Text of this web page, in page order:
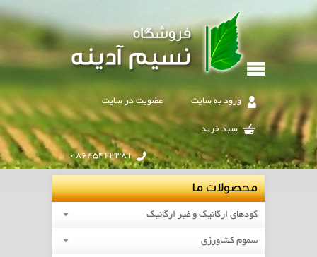
ورود به سایت
عضویت در سایت
سبد خرید
08645423381
محصولات ما
کودهای ارگانیک و غیر ارگانیک
سموم کشاورزی